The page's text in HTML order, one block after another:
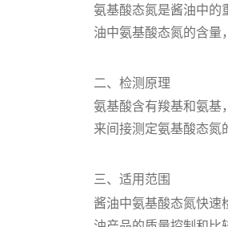
氨基酸态氮是酱油中的
油中氨基酸态氮的含量
二、检测原理
氨基酸含有羧基和氨基
来间接测定氨基酸态氮
三、适用范围
酱油中氨基酸态氮快速